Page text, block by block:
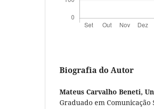
Biografia do Autor
Mateus Carvalho Beneti,
Graduado em